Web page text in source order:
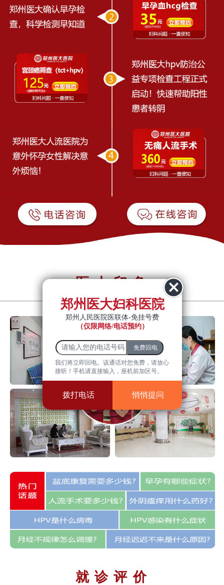
医大印象
就诊评价
郑州医大妇科医院
郑州人民医院医联体-免挂号费
（仅限网络/电话预约）
我们将立即回电。该通话对您免费，请放心
接听！手机请直接输入，座机前加区号。
拨打电话 悄悄提问